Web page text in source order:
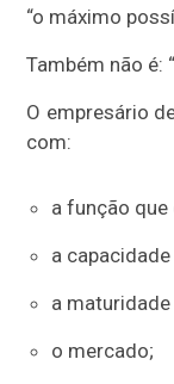
“o máximo
Também não é:
O empresário
com:
a função que
a
a
o mercado;